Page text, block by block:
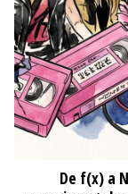
De f(x) a